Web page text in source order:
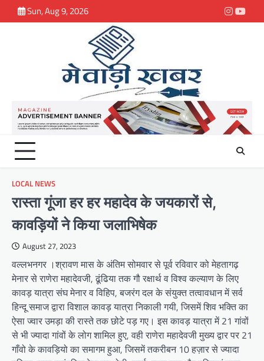
to
Sun, Aug 9, 2026
LOCAL NEWS
रास्ता गूंजा हर हर महादेव के जयकारों से,
कावड़ियों ने किया जलाभिषेक
August 27, 2023
वल्लभनगर ।श्रावण मास के अंतिम सोमवार से पूर्व रविवार को मेहतागढ़
मेनार से राणेरा महादेवजी, ढूंढिया तक गौ रक्षार्थ व विश्व कल्याण के लिए
कावड़ यात्रा संघ मेनार व विहिप, बजरंग दल के संयुक्त तत्वावधान में सर्व
हिन्दू समाज द्वारा विशाल कावड़ यात्रा निकाली गयी, जिसमें शिव भक्ति का
ऐसा ज्वार उमड़ा की रास्ते तक छोटे पड़ गए। इस कावड़ यात्रा में 21 गांवों
से भी ज्यादा गांवों के लोग शामिल हुए, वही राणेरा महादेवजी मुख्य द्वार पर 21
गाँवो के कावड़ियो का समागम हुआ, जिसमें तकरीबन 10 हज़ार से ज्यादा